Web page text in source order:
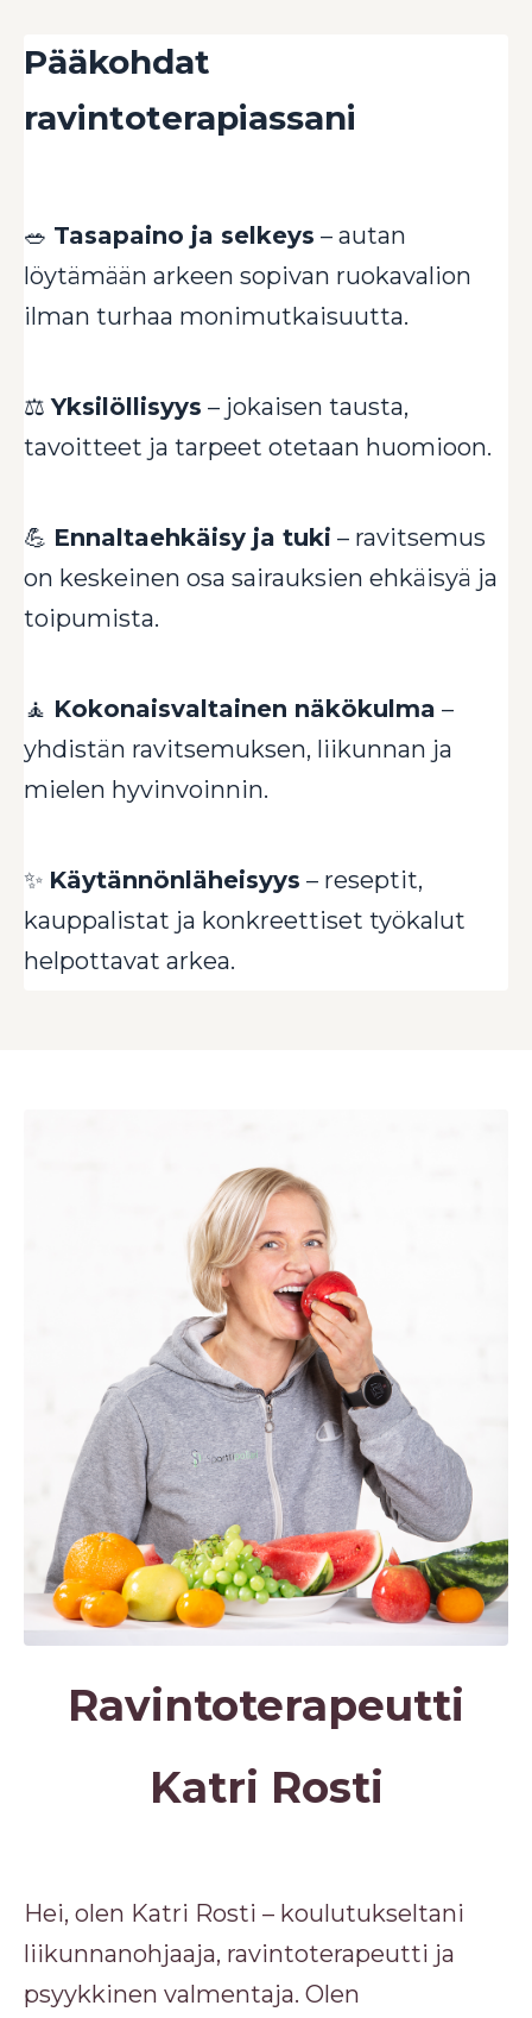
Pääkohdat
ravintoterapiassani
🥗 Tasapaino ja selkeys – autan
löytämään arkeen sopivan ruokavalion
ilman turhaa monimutkaisuutta.
⚖️Yksilöllisyys – jokaisen tausta,
tavoitteet ja tarpeet otetaan huomioon.
💪 Ennaltaehkäisy ja tuki – ravitsemus
on keskeinen osa sairauksien ehkäisyä ja
toipumista.
🧘 Kokonaisvaltainen näkökulma –
yhdistän ravitsemuksen, liikunnan ja
mielen hyvinvoinnin.
✨ Käytännönläheisyys – reseptit,
kauppalistat ja konkreettiset työkalut
helpottavat arkea.
Ravintoterapeutti
Katri Rosti
Hei, olen Katri Rosti – koulutukseltani
liikunnanohjaaja, ravintoterapeutti ja
psyykkinen valmentaja. Olen